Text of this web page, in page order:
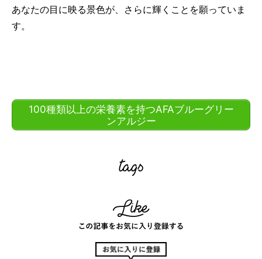
あなたの目に映る景色が、さらに輝くことを願っていま
す。
100種類以上の栄養素を持つAFAブルーグリー
ンアルジー